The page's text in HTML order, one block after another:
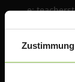
Zustimmung
e: